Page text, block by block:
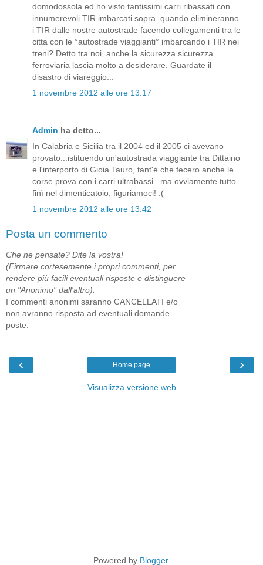
domodossola ed ho visto tantissimi carri ribassati con
innumerevoli TIR imbarcati sopra. quando elimineranno
i TIR dalle nostre autostrade facendo collegamenti tra le
citta con le °autostrade viaggianti° imbarcando i TIR nei
treni? Detto tra noi, anche la sicurezza sicurezza
ferroviaria lascia molto a desiderare. Guardate il
disastro di viareggio...
1 novembre 2012 alle ore 13:17
Admin ha detto...
In Calabria e Sicilia tra il 2004 ed il 2005 ci avevano
provato...istituendo un'autostrada viaggiante tra Dittaino
e l'interporto di Gioia Tauro, tant'è che fecero anche le
corse prova con i carri ultrabassi...ma ovviamente tutto
finì nel dimenticatoio, figuriamoci! :(
1 novembre 2012 alle ore 13:42
Posta un commento
Che ne pensate? Dite la vostra!
(Firmare cortesemente i propri commenti, per
rendere più facili eventuali risposte e distinguere
un "Anonimo" dall'altro).
I commenti anonimi saranno CANCELLATI e/o
non avranno risposta ad eventuali domande
poste.
‹ ›
Home page
Visualizza versione web
Powered by Blogger.